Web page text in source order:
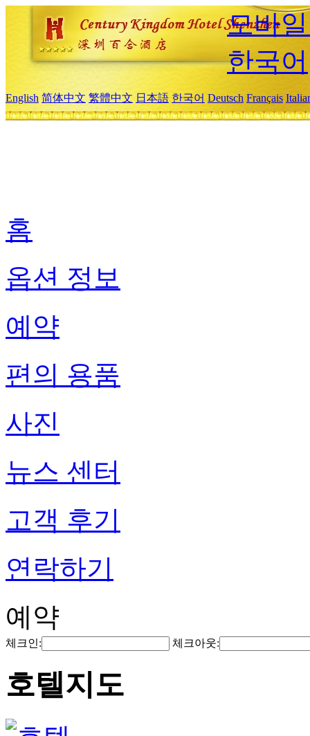
모바
한국어
English 简体中文 繁體中文 日本語 한국어 Deutsch Français
홈
옵션 정보
예약
편의 용품
사진
뉴스 센터
고객 후기
연락하기
예약
체크인: 체크아웃:
호텔지도